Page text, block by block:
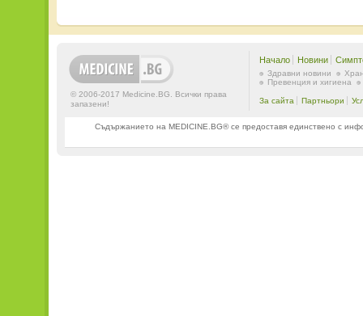
© 2006-2017 Medicine.BG. Всички права
запазени!
Начало Новини
Здравни новини
Превенция и хигиена
За сайта Партньори
Съдържанието на MEDICINE.BG® се предоставя единствено с